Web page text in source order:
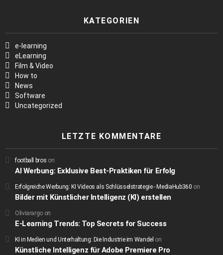
KATEGORIEN
e-learning
eLearning
Film & Video
How to
News
Software
Uncategorized
LETZTE KOMMENTARE
football bros on
AI Werbung: Exklusive Best-Praktiken für Erfolg
Erfolgreiche Werbung: KI Videos als Schlüsselstrategie - MediaHub360 on
Bilder mit Künstlicher Intelligenz (KI) erstellen
Oliviarargo on
E-Learning Trends: Top Secrets for Success
KI in Medien und Unterhaltung: Die Industrie im Wandel on
Künstliche Intelligenz für Adobe Premiere Pro